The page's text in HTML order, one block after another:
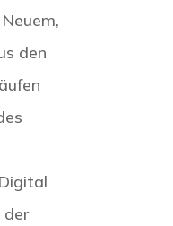
den
der